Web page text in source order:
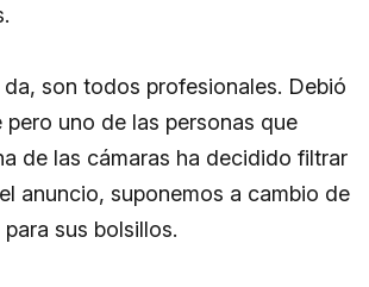
son todos profesionales. Debió
pero uno de las personas que
de las cámaras ha decidido filtrar
anuncio, suponemos a cambio de
sus bolsillos.